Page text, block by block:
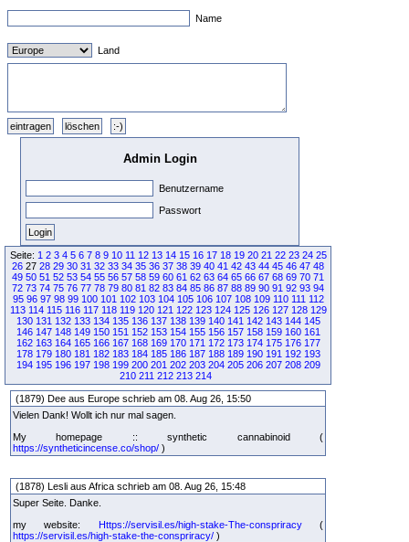
Name
Land
Admin Login
Benutzername
Passwort
Seite: 1 2 3 4 5 6 7 8 9 10 11 12 13 14 15 16 17 18 19 20 21 22 23 24 25
26 27 28 29 30 31 32 33 34 35 36 37 38 39 40 41 42 43 44 45 46 47 48
49 50 51 52 53 54 55 56 57 58 59 60 61 62 63 64 65 66 67 68 69 70 71
72 73 74 75 76 77 78 79 80 81 82 83 84 85 86 87 88 89 90 91 92 93 94
95 96 97 98 99 100 101 102 103 104 105 106 107 108 109 110 111 112
113 114 115 116 117 118 119 120 121 122 123 124 125 126 127 128 129
130 131 132 133 134 135 136 137 138 139 140 141 142 143 144 145
146 147 148 149 150 151 152 153 154 155 156 157 158 159 160 161
162 163 164 165 166 167 168 169 170 171 172 173 174 175 176 177
178 179 180 181 182 183 184 185 186 187 188 189 190 191 192 193
194 195 196 197 198 199 200 201 202 203 204 205 206 207 208 209
210 211 212 213 214
(1879) Dee aus Europe schrieb am 08. Aug 26, 15:50
Vielen Dank! Wollt ich nur mal sagen.
My homepage :: synthetic cannabinoid (
https://syntheticincense.co/shop/ )
(1878) Lesli aus Africa schrieb am 08. Aug 26, 15:48
Super Seite. Danke.
my website:
Https://servisil.es/high-stake-The-conspriracy(
https://servisil.es/high-stake-the-conspriracy/ )